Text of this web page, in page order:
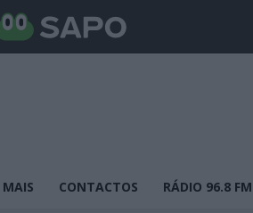
MAIS CONTACTOS RÁDIO 96.8 FM